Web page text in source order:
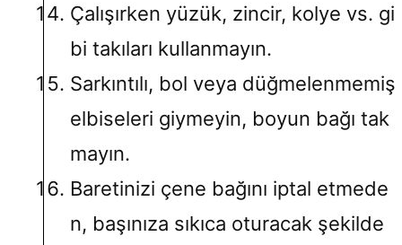
Çalışırken yüzük, zincir, kolye vs. gi
bi takıları kullanmayın.
Sarkıntılı, bol veya düğmelenmemiş
elbiseleri giymeyin, boyun bağı tak
mayın.
Baretinizi çene bağını iptal etmede
n, başınıza sıkıca oturacak şekilde